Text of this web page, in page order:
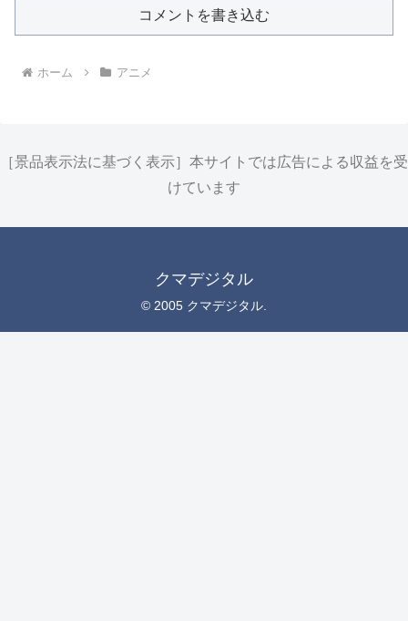
コメントを書き込む
ホーム アニメ
［景品表示法に基づく表示］本サイトでは広告による収益を受
けています
クマデジタル
© 2005 クマデジタル.